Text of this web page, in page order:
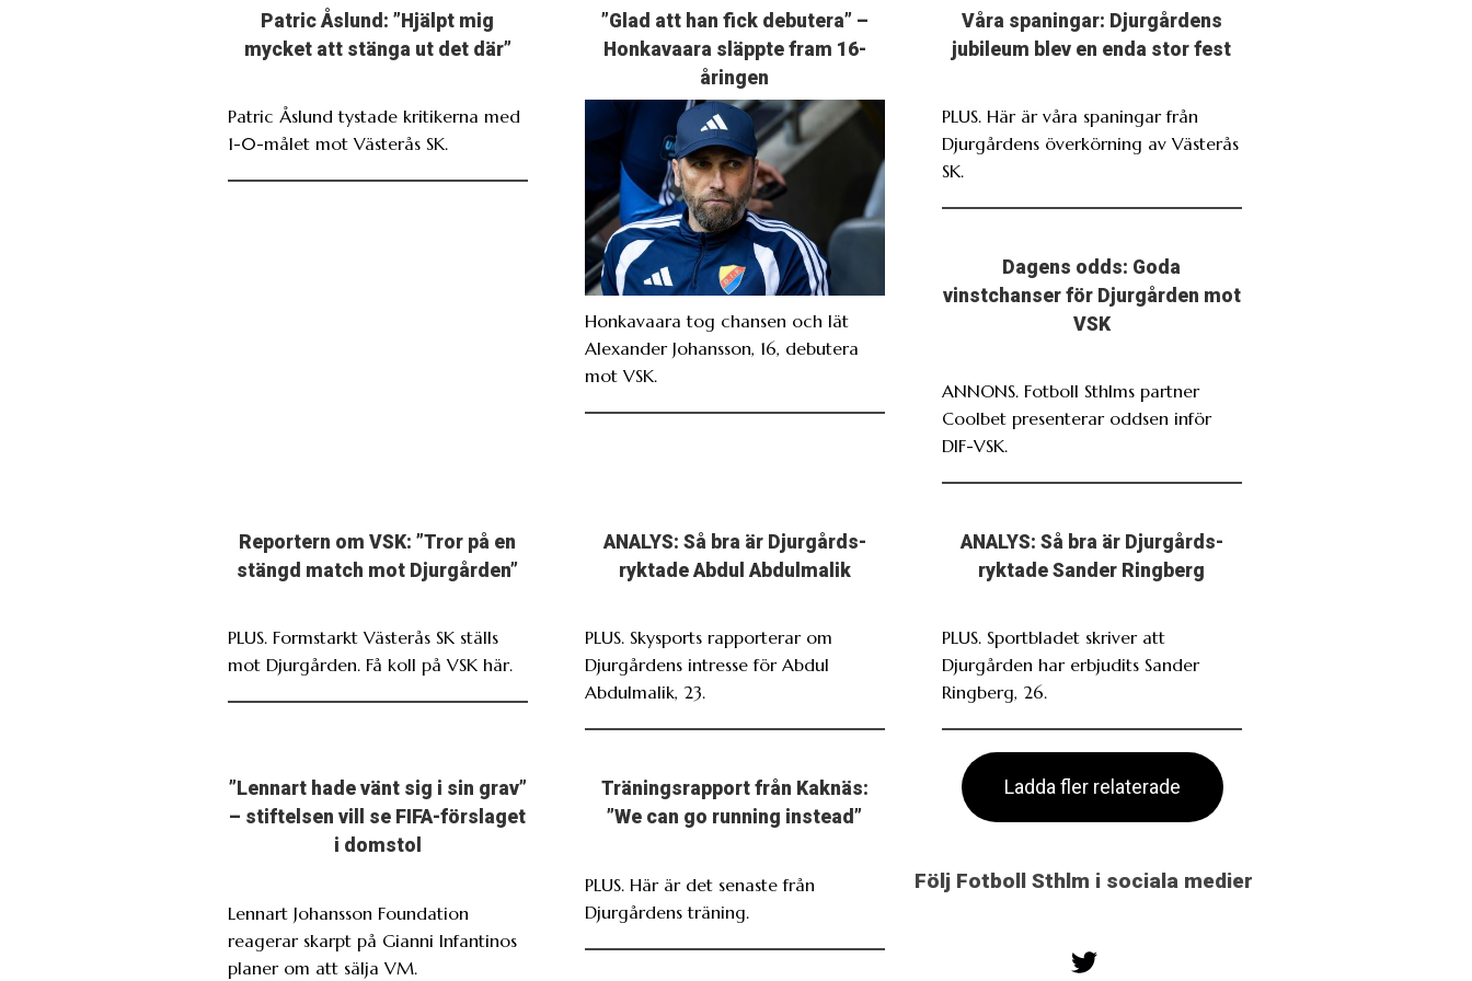
Patric Åslund: ”Hjälpt mig
mycket att stänga ut det där”
Patric Åslund tystade kritikerna med
1-0-målet mot Västerås SK.
”Glad att han fick debutera” –
Honkavaara släppte fram 16-
åringen
Honkavaara tog chansen och lät
Alexander Johansson, 16, debutera
mot VSK.
Våra spaningar: Djurgårdens
jubileum blev en enda stor fest
PLUS. Här är våra spaningar från
Djurgårdens överkörning av Västerås
SK.
Dagens odds: Goda
vinstchanser för Djurgården mot
VSK
ANNONS. Fotboll Sthlms partner
Coolbet presenterar oddsen inför
DIF-VSK.
Reportern om VSK: ”Tror på en
stängd match mot Djurgården”
PLUS. Formstarkt Västerås SK ställs
mot Djurgården. Få koll på VSK här.
ANALYS: Så bra är Djurgårds-
ryktade Abdul Abdulmalik
PLUS. Skysports rapporterar om
Djurgårdens intresse för Abdul
Abdulmalik, 23.
ANALYS: Så bra är Djurgårds-
ryktade Sander Ringberg
PLUS. Sportbladet skriver att
Djurgården har erbjudits Sander
Ringberg, 26.
”Lennart hade vänt sig i sin grav”
– stiftelsen vill se FIFA-förslaget
i domstol
Lennart Johansson Foundation
reagerar skarpt på Gianni Infantinos
planer om att sälja VM.
Träningsrapport från Kaknäs:
”We can go running instead”
PLUS. Här är det senaste från
Djurgårdens träning.
Ladda fler relaterade
Följ Fotboll Sthlm i sociala medier